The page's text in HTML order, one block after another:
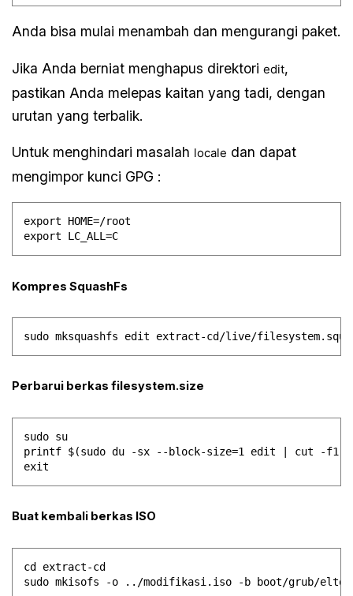
Anda bisa mulai menambah dan mengurangi paket.
Jika Anda berniat menghapus direktoriedit,
pastikan Anda melepas kaitan yang tadi, dengan
urutan yang terbalik.
Untuk menghindari masalah locale dan dapat
mengimpor kunci GPG :
export HOME=/root
Kompres SquashFs
Perbarui berkas filesystem.size
sudo su
printf $(sudo du -sx --block-size=1 edit | cut -f1)
Buat kembali berkas ISO
cd extract-cd